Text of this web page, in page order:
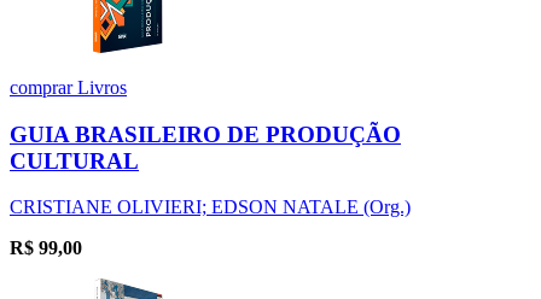
comprarLivros
GUIA BRASILEIRO DE PRODUÇÃO
CULTURAL
CRISTIANE OLIVIERI; EDSON NATALE (Org.)
R$ 99,00